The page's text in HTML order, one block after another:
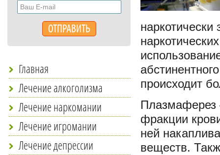
Главная
Лечение алкоголизма
Лечение наркомании
Лечение игромании
Лечение депрессии
наркотически
происходит
Плазмаферез
фракции
ней
веществ.